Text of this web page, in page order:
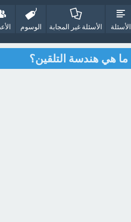
الأسئلة الأسئلة غير المجابة الوسوم
ما هي هندسة التلقين؟